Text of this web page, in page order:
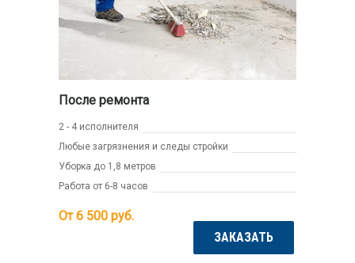
После ремонта
2 - 4 исполнителя
Любые загрязнения и следы стройки
Уборка до 1,8 метров
Работа от 6-8 часов
От 6 500 руб.
ЗАКАЗАТЬ